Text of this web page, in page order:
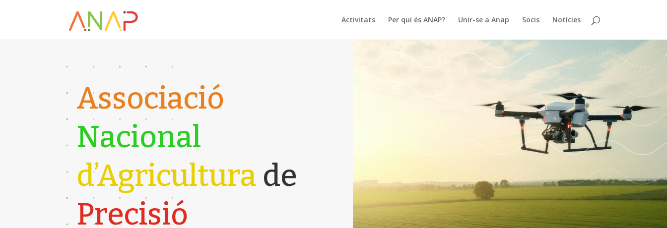
Activitats Per qui és ANAP? Unir-se a Anap Socis Notícies
Associació
Nacional
d’Agricultura de
Precisió